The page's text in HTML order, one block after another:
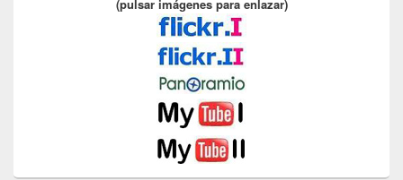
(pulsar imágenes para enlazar)